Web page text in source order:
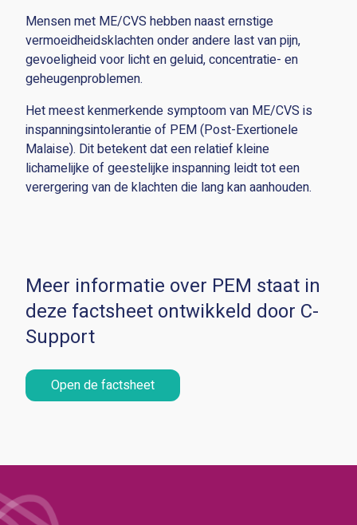
Mensen met ME/CVS hebben naast ernstige
vermoeidheidsklachten onder andere last van pijn,
gevoeligheid voor licht en geluid, concentratie- en
geheugenproblemen.
Het meest kenmerkende symptoom van ME/CVS is
inspanningsintolerantie of PEM (Post-Exertionele
Malaise). Dit betekent dat een relatief kleine
lichamelijke of geestelijke inspanning leidt tot een
verergering van de klachten die lang kan aanhouden.
Meer informatie over PEM staat in
deze factsheet ontwikkeld door C-
Support
Open de factsheet